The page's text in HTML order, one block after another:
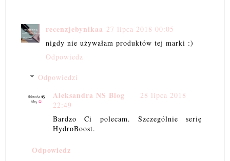
recenzjebynikaa 27 lipca 2018 00:05
nigdy nie używałam produktów tej marki :)
Odpowiedz
Odpowiedzi
Aleksandra NS Blog
28 lipca 2018
22:49
Bardzo Ci polecam. Szczególnie serię
HydroBoost.
Odpowiedz